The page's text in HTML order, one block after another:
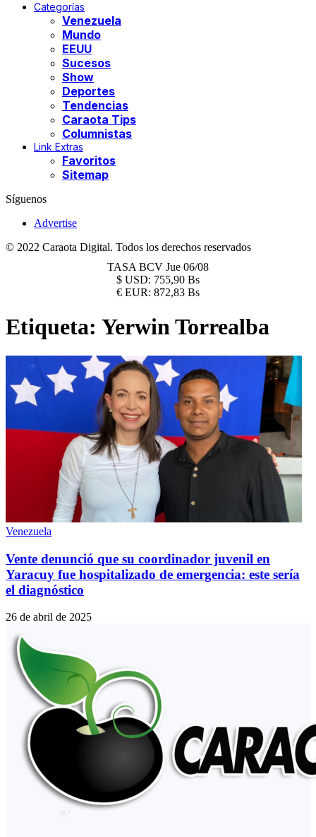
Categorías
Venezuela
Mundo
EEUU
Sucesos
Show
Deportes
Tendencias
Caraota Tips
Columnistas
Link Extras
Favoritos
Sitemap
Síguenos
Advertise
© 2022 Caraota Digital. Todos los derechos reservados
TASA BCV Jue 06/08
$ USD: 755,90 Bs
€ EUR: 872,83 Bs
Etiqueta: Yerwin Torrealba
Venezuela
Vente denunció que su coordinador juvenil en
Yaracuy fue hospitalizado de emergencia: este sería
el diagnóstico
26 de abril de 2025